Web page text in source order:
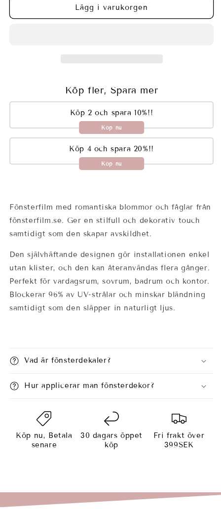
Lägg i varukorgen
Köp fler, Spara mer
Köp 2 och spara 10%!!
Köp nu
Köp 4 och spara 20%!!
Köp nu
Fönsterfilm med romantiska blommor och fåglar från
fönsterfilm.se. Ger en stilfull och dekorativ touch
samtidigt som den skapar avskildhet.
Den självhäftande designen gör installationen enkel
utan klister, och den kan återanvändas flera gånger.
Perfekt för vardagsrum, sovrum, badrum och kontor.
Blockerar 96% av UV-strålar och minskar bländning
samtidigt som den släpper in naturligt ljus.
Vad är fönsterdekaler?
Hur applicerar man fönsterdekor?
Köp nu, Betala
senare
30 dagars öppet
köp
Fri frakt över
399SEK